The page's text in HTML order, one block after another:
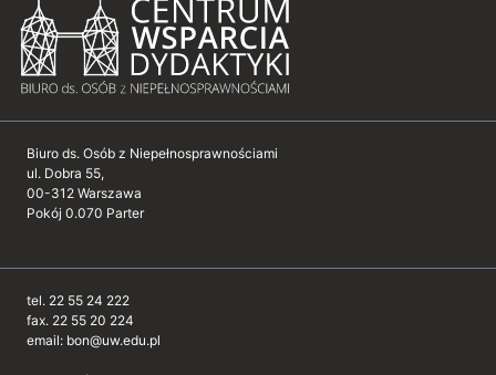
Biuro ds. Osób z Niepełnosprawnościami
ul. Dobra 55,
00-312 Warszawa
Pokój 0.070 Parter
tel. 22 55 24 222
fax. 22 55 20 224
email: bon@uw.edu.pl